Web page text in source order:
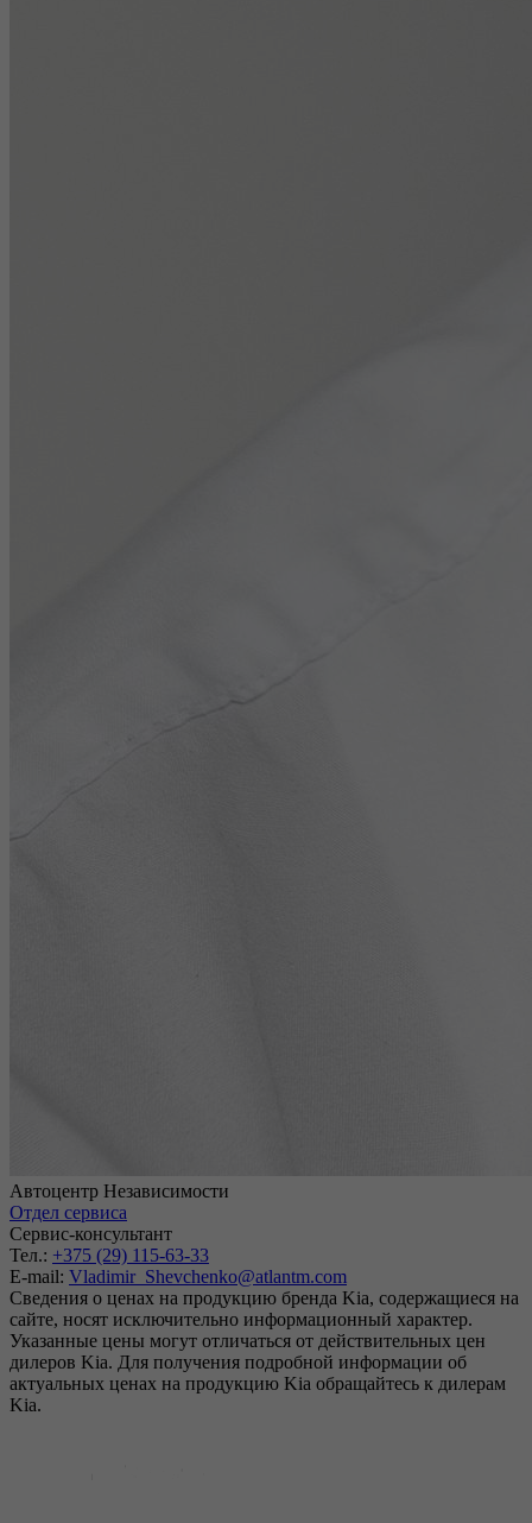
Автоцентр Независимости
Отдел сервиса
Сервис-консультант
Тел.: +375 (29) 115-63-33
E-mail: Vladimir_Shevchenko@atlantm.com
Сведения о ценах на продукцию бренда Kia, содержащиеся на
сайте, носят исключительно информационный характер.
Указанные цены могут отличаться от действительных цен
дилеров Kia. Для получения подробной информации об
актуальных ценах на продукцию Kia обращайтесь к дилерам
Kia.